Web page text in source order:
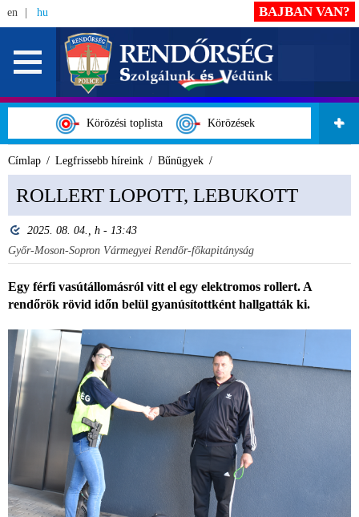
en hu
Körözési toplista Körözések
BAJBAN VAN?
Címlap Legfrissebb híreink Bűnügyek
ROLLERT LOPOTT, LEBUKOTT
2025. 08. 04., h - 13:43
Győr-Moson-Sopron Vármegyei Rendőr-főkapitányság
Egy férfi vasútállomásról vitt el egy elektromos rollert. A
rendőrök rövid időn belül gyanúsítottként hallgatták ki.